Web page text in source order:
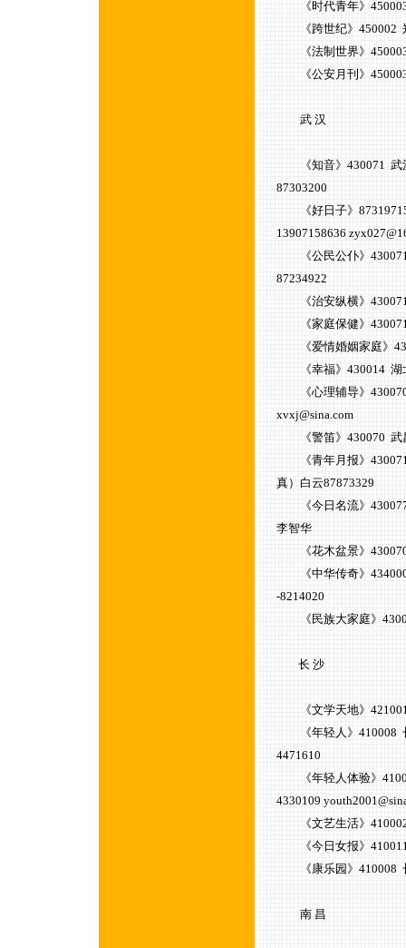
《时代青年》450003
《跨世纪》450002
《法制世界》450003
《公安月刊》450003
武 汉
《知音》430071 武汉
87303200
《好日子》87319715
13907158636
《公民公仆》430071
87234922
《治安纵横》
《家庭保健》430071
《爱情婚姻家庭》
《幸福》430014 湖
《心理辅导》430070
xvxj@sina.com
《警笛》430070 武
《青年月报》430071
真）白云87873329
《今日名流》430077
李智华
《花木盆景》430070
《中华传奇》434000
-8214020
《民族大家庭》
长 沙
《文学天地》421001
《年轻人》410008 长
4471610
《年轻人体验》
4330109
《文艺生活》410002
《今日女报》
《康乐园》410008
南 昌